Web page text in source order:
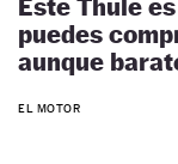
Este Thule
puedes
aunque
EL MOTOR